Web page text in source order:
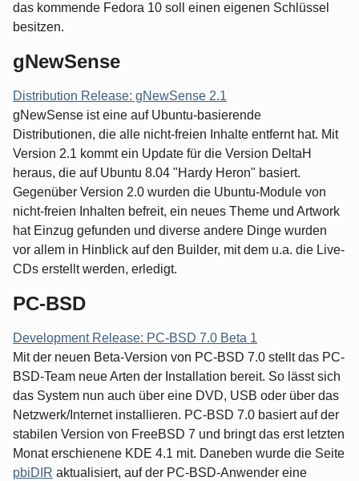
das kommende Fedora 10 soll einen eigenen Schlüssel
besitzen.
gNewSense
Distribution Release: gNewSense 2.1
gNewSense ist eine auf Ubuntu-basierende
Distributionen, die alle nicht-freien Inhalte entfernt hat. Mit
Version 2.1 kommt ein Update für die Version DeltaH
heraus, die auf Ubuntu 8.04 "Hardy Heron" basiert.
Gegenüber Version 2.0 wurden die Ubuntu-Module von
nicht-freien Inhalten befreit, ein neues Theme und Artwork
hat Einzug gefunden und diverse andere Dinge wurden
vor allem in Hinblick auf den Builder, mit dem u.a. die Live-
CDs erstellt werden, erledigt.
PC-BSD
Development Release: PC-BSD 7.0 Beta 1
Mit der neuen Beta-Version von PC-BSD 7.0 stellt das PC-
BSD-Team neue Arten der Installation bereit. So lässt sich
das System nun auch über eine DVD, USB oder über das
Netzwerk/Internet installieren. PC-BSD 7.0 basiert auf der
stabilen Version von FreeBSD 7 und bringt das erst letzten
Monat erschienene KDE 4.1 mit. Daneben wurde die Seite
pbiDIR aktualisiert, auf der PC-BSD-Anwender eine